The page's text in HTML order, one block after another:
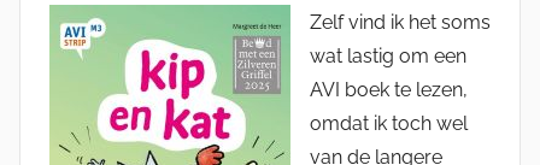
Zelf vind ik het soms
wat lastig om een
AVI boek te lezen,
omdat ik toch wel
van de langere